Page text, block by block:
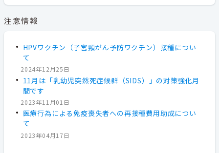
注意情報
HPVワクチン（子宮頸がん予防ワクチン）接種につい
て
2024年12月25日
11月は「乳幼児突然死症候群（SIDS）」の対策強化月
間です
2023年11月01日
医療行為による免疫喪失者への再接種費用助成につい
て
2023年04月17日